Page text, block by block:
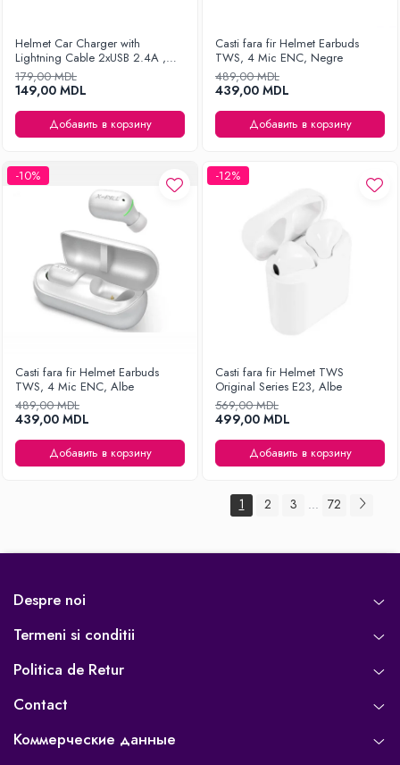
Helmet Car Charger with
Lightning Cable 2xUSB 2.4A ,
Silver
179,00 MDL
149,00 MDL
Добавить в корзину
Casti fara fir Helmet Earbuds
TWS, 4 Mic ENC, Negre
489,00 MDL
439,00 MDL
Добавить в корзину
-10%
Casti fara fir Helmet Earbuds
TWS, 4 Mic ENC, Albe
489,00 MDL
439,00 MDL
Добавить в корзину
-12%
Casti fara fir Helmet TWS
Original Series E23, Albe
569,00 MDL
499,00 MDL
Добавить в корзину
1 2 3 ... 72
Despre noi
Termeni si conditii
Politica de Retur
Contact
Коммерческие данные